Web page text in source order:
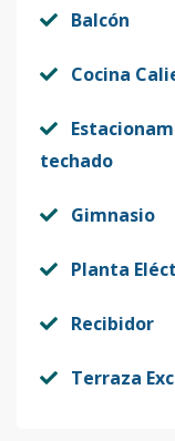
Balcón
Cocina
techado
Gimnasio
Planta
Recibidor
Terraza